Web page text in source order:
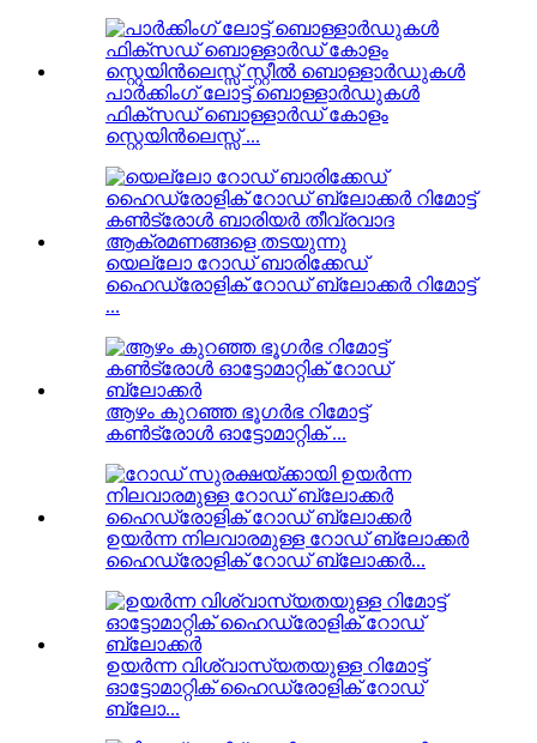
പാർക്കിംഗ് ലോട്ട് ബൊള്ളാർഡുകൾ
ഫിക്സഡ് ബൊള്ളാർഡ് കോളം
സ്റ്റെയിൻലെസ്സ് ...
യെല്ലോ റോഡ് ബാരിക്കേഡ്
ഹൈഡ്രോളിക് റോഡ് ബ്ലോക്കർ റിമോട്ട്
...
ആഴം കുറഞ്ഞ ഭൂഗർഭ റിമോട്ട്
കൺട്രോൾ ഓട്ടോമാറ്റിക് ...
ഉയർന്ന നിലവാരമുള്ള റോഡ് ബ്ലോക്കർ
ഹൈഡ്രോളിക് റോഡ് ബ്ലോക്കർ...
ഉയർന്ന വിശ്വാസ്യതയുള്ള റിമോട്ട്
ഓട്ടോമാറ്റിക് ഹൈഡ്രോളിക് റോഡ്
ബ്ലോ...